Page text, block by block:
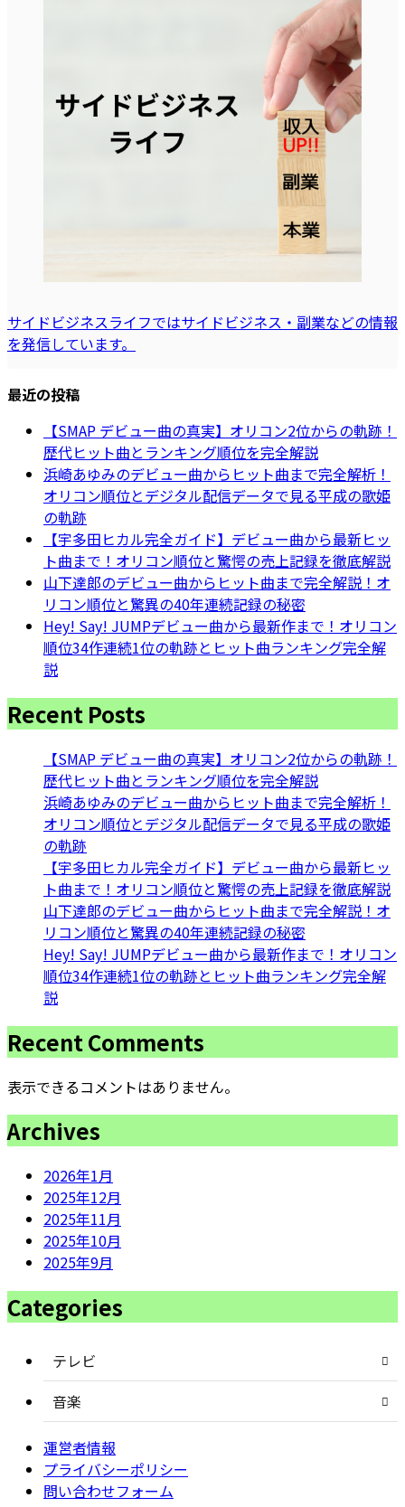
サイドビジネスライフではサイドビジネス・副業などの情報
を発信しています。
最近の投稿
【SMAP デビュー曲の真実】オリコン2位からの軌跡！
歴代ヒット曲とランキング順位を完全解説
浜崎あゆみのデビュー曲からヒット曲まで完全解析！
オリコン順位とデジタル配信データで見る平成の歌姫
の軌跡
【宇多田ヒカル完全ガイド】デビュー曲から最新ヒッ
ト曲まで！オリコン順位と驚愕の売上記録を徹底解説
山下達郎のデビュー曲からヒット曲まで完全解説！オ
リコン順位と驚異の40年連続記録の秘密
Hey! Say! JUMPデビュー曲から最新作まで！オリコン
順位34作連続1位の軌跡とヒット曲ランキング完全解
説
Recent Posts
【SMAP デビュー曲の真実】オリコン2位からの軌跡！
歴代ヒット曲とランキング順位を完全解説
浜崎あゆみのデビュー曲からヒット曲まで完全解析！
オリコン順位とデジタル配信データで見る平成の歌姫
の軌跡
【宇多田ヒカル完全ガイド】デビュー曲から最新ヒッ
ト曲まで！オリコン順位と驚愕の売上記録を徹底解説
山下達郎のデビュー曲からヒット曲まで完全解説！オ
リコン順位と驚異の40年連続記録の秘密
Hey! Say! JUMPデビュー曲から最新作まで！オリコン
順位34作連続1位の軌跡とヒット曲ランキング完全解
説
Recent Comments
表示できるコメントはありません。
Archives
2026年1月
2025年12月
2025年11月
2025年10月
2025年9月
Categories
テレビ
音楽
運営者情報
プライバシーポリシー
問い合わせフォーム